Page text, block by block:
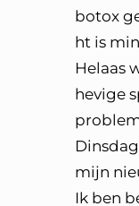
botox
ht is
Helaas
hevige
mijn
Ik ben